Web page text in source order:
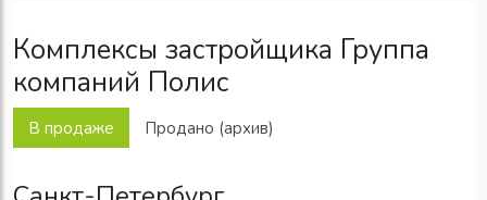
Комплексы застройщика Группа
компаний Полис
В продаже Продано (архив)